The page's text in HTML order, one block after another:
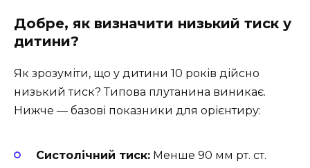
Добре, як визначити низький тиск у
дитини?
Як зрозуміти, що у дитини 10 років дійсно
низький тиск? Типова плутанина виникає.
Нижче — базові показники для орієнтиру:
Систолічний тиск: Менше 90 мм рт. ст.